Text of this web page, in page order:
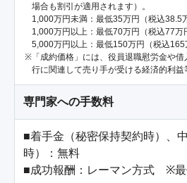
場合も割引が適用されます）。
1,000万円未満：最低35万円（税込38.5
1,000万円以上：最低70万円（税込77万
5,000万円以上：最低150万円（税込165
「成約価格」には、役員退職慰労金や
行に関連して売り手が受ける経済的利益
専門家への手数料
■着手金（秘密保持契約時）、
時）：無料
■成功報酬：レーマン方式　※